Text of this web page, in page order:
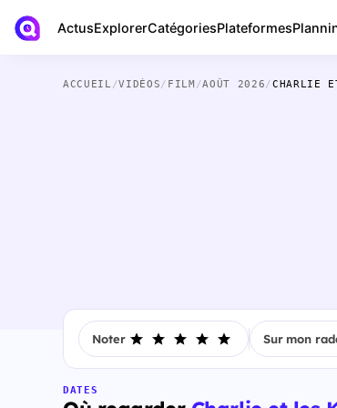
ActusExplorerCatégoriesPlateformes
ACCUEIL /VIDÉOS/ FILM/AOÛT 2026/CHARLIE
Noter Sur mon
DATES